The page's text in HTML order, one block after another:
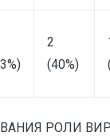
2
(40%)
РОЛИ